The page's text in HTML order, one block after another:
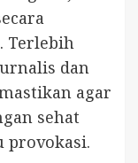
Terlebih
dan
agar
sehat
provokasi.